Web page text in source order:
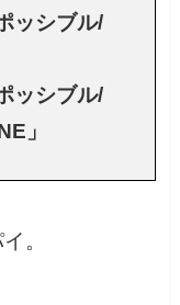
ッシブル/
ッシブル/
」
。